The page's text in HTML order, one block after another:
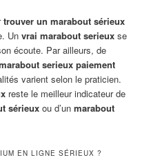
trouver un marabout sérieux
Unvrai marabout serieux se
écoute. Par ailleurs, de
serieux paiement
varient selon le praticien.
reste le meilleur indicateur de
sérieux ou d’unmarabout
EN LIGNE SÉRIEUX ?